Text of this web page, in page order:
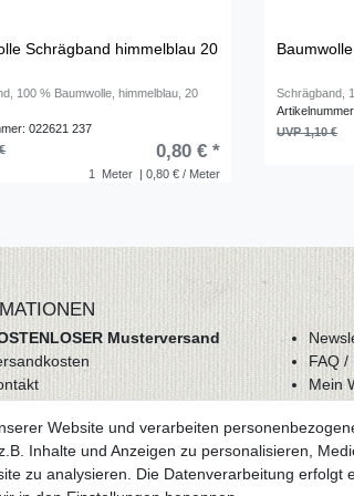
Schrägband himmelblau 20
100 % Baumwolle, himmelblau, 20
022621 237
1 Meter | 0,80 € / Meter
0,80 € *
Schrägband,
UVP 1,10 €
Musterversand
FAQ /
Mein
Mein
Website und verarbeiten
Inhalte und Anzeigen zu personalisieren,
zu analysieren. Die Datenverarbeitung erfolgt